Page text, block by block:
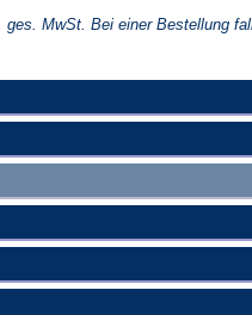
MwSt. Bei einer Bestellung